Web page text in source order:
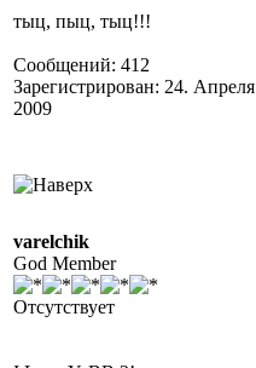
тыц, пыц, тыц!!!
Сообщений: 412
Зарегистрирован: 24. Апреля
2009
varelchik
God Member
Отсутствует